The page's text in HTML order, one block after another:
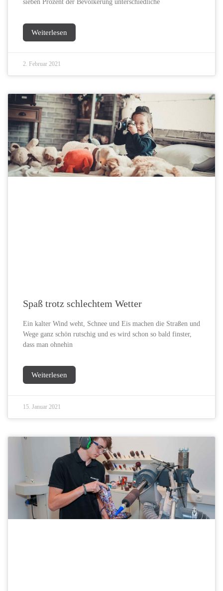
sieben Prozent der Bevölkerung unterschiedliche
Weiterlesen
2. Februar 2021
Spaß trotz schlechtem Wetter
Ein kalter Wind weht, Schnee und Eis machen die Straßen und
Wege ganz schön rutschig und es wird schon so bald finster,
dass man ohnehin
Weiterlesen
15. Januar 2021